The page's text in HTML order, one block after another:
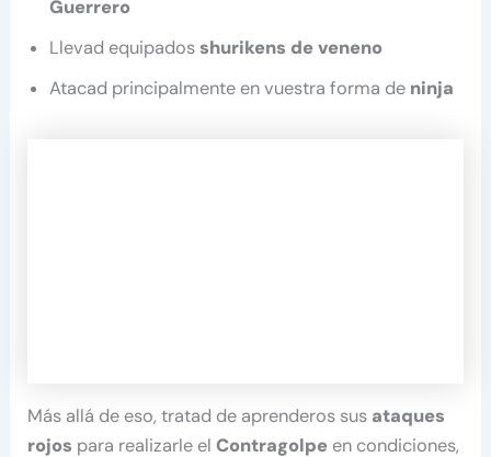
Guerrero
Llevad equipadosshurikens de veneno
Atacad principalmente en vuestra forma de ninja
Más allá de eso, tratad de aprenderos sus ataques
rojos para realizarle elContragolpe en condiciones,